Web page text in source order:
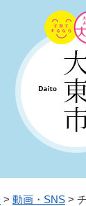
> 動画・SNS >